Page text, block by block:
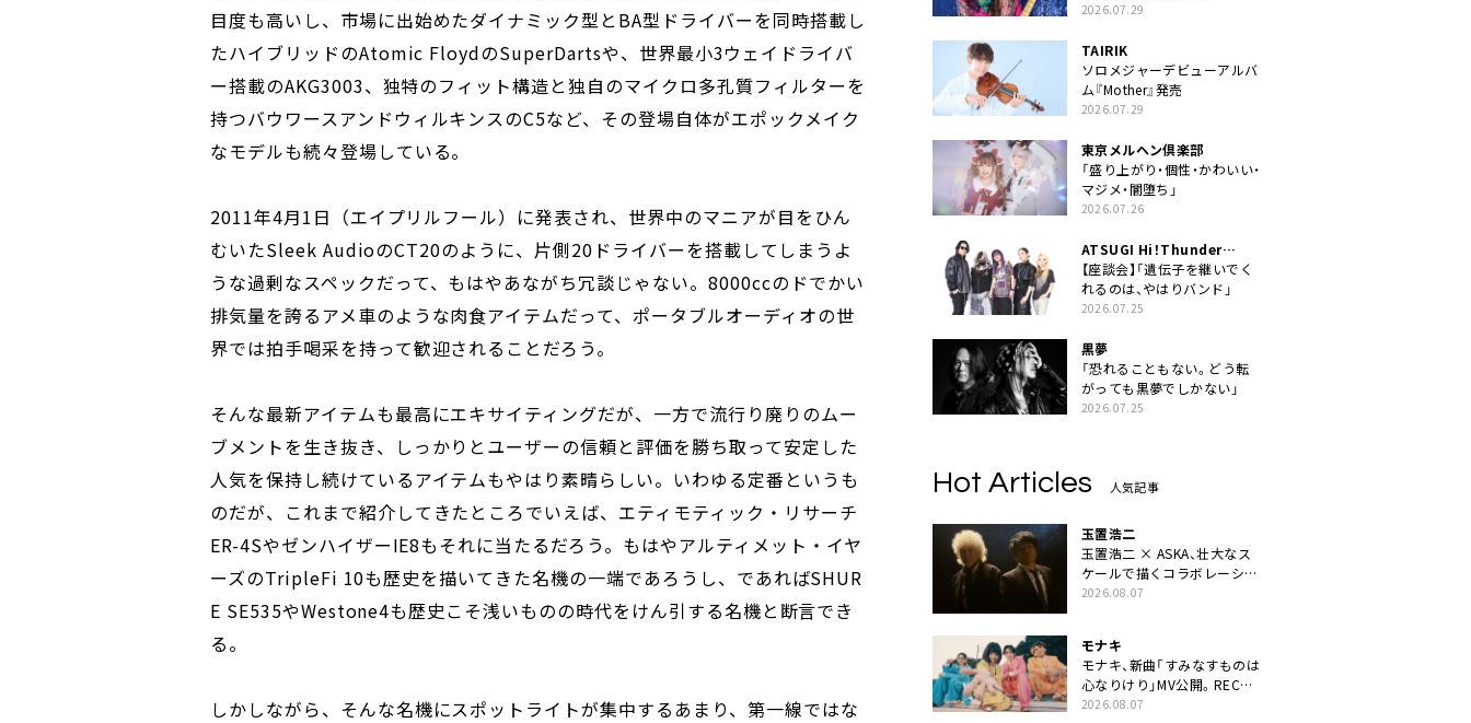
目度も高いし、市場に出始めたダイナミック型とBA型ドライバーを同時搭載し
たハイブリッドのAtomic FloydのSuperDartsや、世界最小3ウェイドライバ
ー搭載のAKG3003、独特のフィット構造と独自のマイクロ多孔質フィルターを
持つバウワースアンドウィルキンスのC5など、その登場自体がエポックメイク
なモデルも続々登場している。
2011年4月1日（エイプリルフール）に発表され、世界中のマニアが目をひん
むいたSleek AudioのCT20のように、片側20ドライバーを搭載してしまうよ
うな過剰なスペックだって、もはやあながち冗談じゃない。8000ccのドでかい
排気量を誇るアメ車のような肉食アイテムだって、ポータブルオーディオの世
界では拍手喝采を持って歓迎されることだろう。
そんな最新アイテムも最高にエキサイティングだが、一方で流行り廃りのムー
ブメントを生き抜き、しっかりとユーザーの信頼と評価を勝ち取って安定した
人気を保持し続けているアイテムもやはり素晴らしい。いわゆる定番というも
のだが、これまで紹介してきたところでいえば、エティモティック・リサーチ
ER-4SやゼンハイザーIE8もそれに当たるだろう。もはやアルティメット・イヤ
ーズのTripleFi 10も歴史を描いてきた名機の一端であろうし、であればSHUR
E SE535やWestone4も歴史こそ浅いものの時代をけん引する名機と断言でき
る。
しかしながら、そんな名機にスポットライトが集中するあまり、第一線ではな
2026.07.29
TAIRIK
ソロメジャーデビューアルバ
ム『Mother』発売
2026.07.29
東京メルヘン倶楽部
「盛り上がり・個性・かわいい・
マジメ・闇堕ち」
2026.07.26
ATSUGI Hi！Thunder
Rock Festival
【座談会】「遺伝子を継いでく
れるのは、やはりバンド」
2026.07.25
黒夢
「恐れることもない。どう転
がっても黒夢でしかない」
2026.07.25
Hot Articles 人気記事
玉置浩二
玉置浩二 × ASKA、壮大なス
ケールで描くコラボレーショ
ン曲「音銀河」リリース決定。
2026.08.07
モナキ
モナキ、新曲「すみなすものは
心なりけり」MV公開。RECの
ギターにEvery Little Thing・
2026.08.07